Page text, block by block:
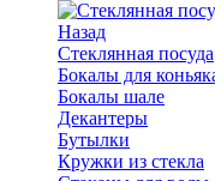
Назад
Стеклянная посуда
Бокалы для
Бокалы шале
Декантеры
Бутылки
Кружки из стекла